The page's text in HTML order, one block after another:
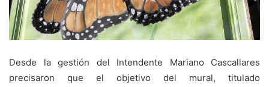
Desde la gestión del Intendente Mariano Cascallares
precisaron que el objetivo del mural, titulado